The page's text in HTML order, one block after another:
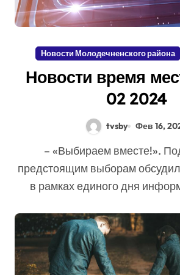
Новости Молодечненского района
Новости время
02 2024
tvsby Фев 16,
– «Выбираем вместе!». Подготовку к
предстоящим выборам
в рамках единого дня